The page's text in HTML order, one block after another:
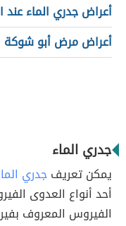
أعراض جدري الماء عند
أعراض مرض أبو شوكة
جدري الماء
يمكن تعريفجدري
أحد أنواع العدوى
الفيروس المعروف